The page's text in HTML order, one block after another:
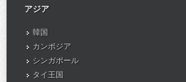
アジア
韓国
カンボジア
シンガポール
タイ王国